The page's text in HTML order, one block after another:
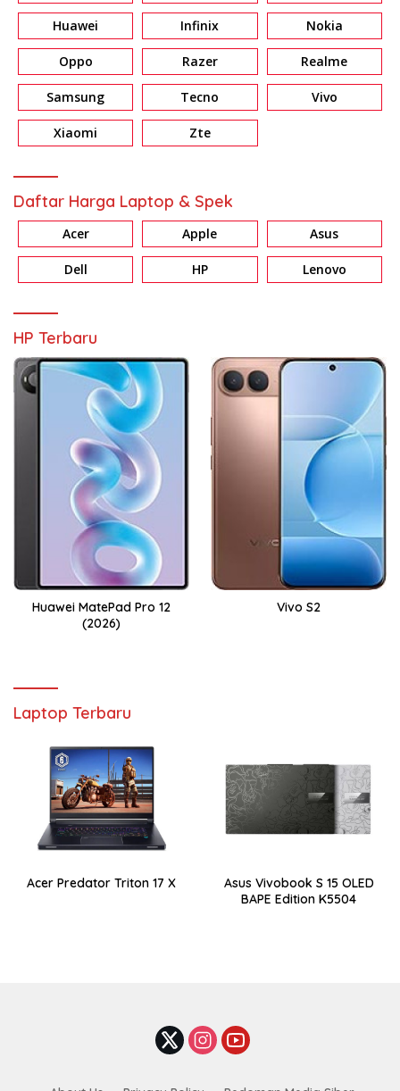
Huawei Infinix Nokia
Oppo Razer Realme
Samsung Tecno Vivo
Xiaomi Zte
Daftar Harga Laptop & Spek
Acer Apple Asus
Dell HP Lenovo
HP Terbaru
Huawei MatePad Pro 12
(2026)
Vivo S2
Laptop Terbaru
Acer Predator Triton 17 X
Asus Vivobook S 15 OLED
BAPE Edition K5504